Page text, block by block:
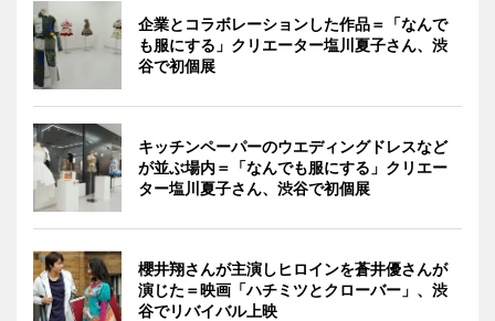
企業とコラボレーションした作品＝「なんで
も服にする」クリエーター塩川夏子さん、渋
谷で初個展
キッチンペーパーのウエディングドレスなど
が並ぶ場内＝「なんでも服にする」クリエー
ター塩川夏子さん、渋谷で初個展
櫻井翔さんが主演しヒロインを蒼井優さんが
演じた＝映画「ハチミツとクローバー」、渋
谷でリバイバル上映